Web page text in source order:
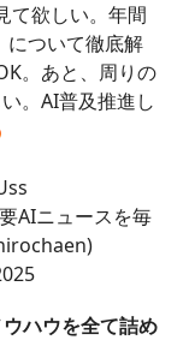
て欲しい。年間
について徹底解
。あと、周りの
。AI普及推進し
AIニュースを毎
ハウを全て詰め